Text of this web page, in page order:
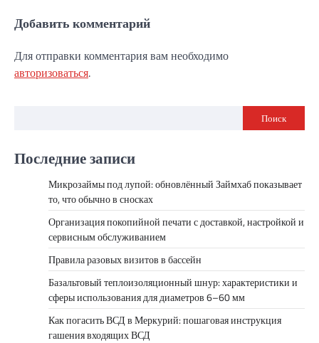
Добавить комментарий
Для отправки комментария вам необходимо
авторизоваться.
Поиск
Последние записи
Микрозаймы под лупой: обновлённый Займхаб показывает
то, что обычно в сносках
Организация покопийной печати с доставкой, настройкой и
сервисным обслуживанием
Правила разовых визитов в бассейн
Базальтовый теплоизоляционный шнур: характеристики и
сферы использования для диаметров 6–60 мм
Как погасить ВСД в Меркурий: пошаговая инструкция
гашения входящих ВСД